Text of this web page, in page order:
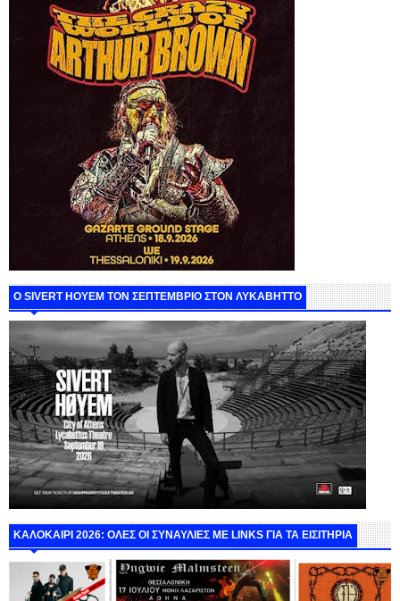
Ο SIVERT HOYEM ΤΟΝ ΣΕΠΤΕΜΒΡΙΟ ΣΤΟΝ ΛΥΚΑΒΗΤΤΟ
ΚΑΛΟΚΑΙΡΙ 2026: ΟΛΕΣ ΟΙ ΣΥΝΑΥΛΙΕΣ ΜΕ LINKS ΓΙΑ ΤΑ ΕΙΣΙΤΗΡΙΑ